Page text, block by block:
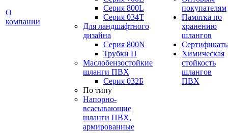
О
компании
Серия 800L
Серия 034T
Для ландшафтного
дизайна
Серия 800N
Трубки П
Маслобензостойкие
шланги ПВХ
Серия 032Б
По типу
Напорно-
всасывающие
шланги ПВХ,
армированные
покупателям
Памятка по
хранению
шлангов
Химическая
стойкость
шлангов
ПВХ